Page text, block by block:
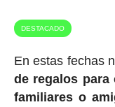
DESTACADO
En estas fechas
de regalos para
familiares o